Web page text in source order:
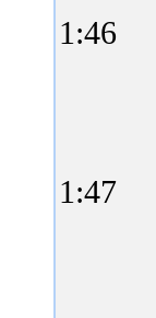
1:46
1:47